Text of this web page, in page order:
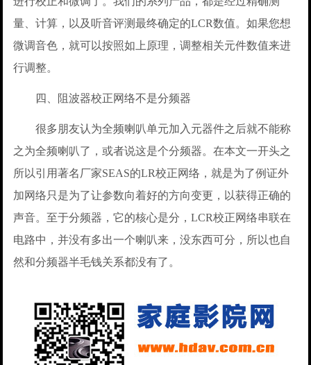
量、计算，以及听音评测最终确定的LCR数值。如果您想
微调音色，就可以按照如上原理，调整相关元件数值来进
行调整。
四、阻波器校正网络不是分频器
很多朋友认为全频喇叭单元加入元器件之后就不能称
之为全频喇叭了，或者说这是个分频器。在本文一开头之
所以引用著名厂家SEAS的LR校正网络，就是为了例证外
加网络只是为了让参数向着好的方向变更，以获得正确的
声音。至于分频器，它的核心是分，LCR校正网络串联在
电路中，并没有多出一个喇叭来，没东西可分，所以也自
然和分频器半毛钱关系都没有了。